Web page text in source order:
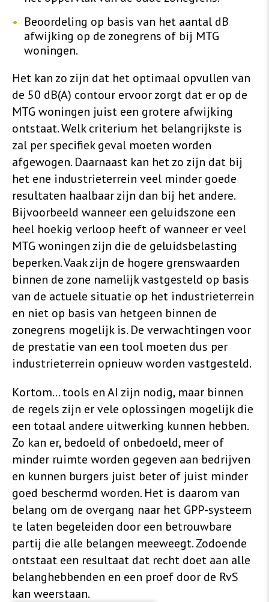
Beoordeling op basis van het aantal dB
afwijking op de zonegrens of bij MTG
woningen.
Het kan zo zijn dat het optimaal opvullen van
de 50 dB(A) contour ervoor zorgt dat er op de
MTG woningen juist een grotere afwijking
ontstaat. Welk criterium het belangrijkste is
zal per specifiek geval moeten worden
afgewogen. Daarnaast kan het zo zijn dat bij
het ene industrieterrein veel minder goede
resultaten haalbaar zijn dan bij het andere.
Bijvoorbeeld wanneer een geluidszone een
heel hoekig verloop heeft of wanneer er veel
MTG woningen zijn die de geluidsbelasting
beperken. Vaak zijn de hogere grenswaarden
binnen de zone namelijk vastgesteld op basis
van de actuele situatie op het industrieterrein
en niet op basis van hetgeen binnen de
zonegrens mogelijk is. De verwachtingen voor
de prestatie van een tool moeten dus per
industrieterrein opnieuw worden vastgesteld.
Kortom... tools en AI zijn nodig, maar binnen
de regels zijn er vele oplossingen mogelijk die
een totaal andere uitwerking kunnen hebben.
Zo kan er, bedoeld of onbedoeld, meer of
minder ruimte worden gegeven aan bedrijven
en kunnen burgers juist beter of juist minder
goed beschermd worden. Het is daarom van
belang om de overgang naar het GPP-systeem
te laten begeleiden door een betrouwbare
partij die alle belangen meeweegt. Zodoende
ontstaat een resultaat dat recht doet aan alle
belanghebbenden en een proef door de RvS
kan weerstaan.